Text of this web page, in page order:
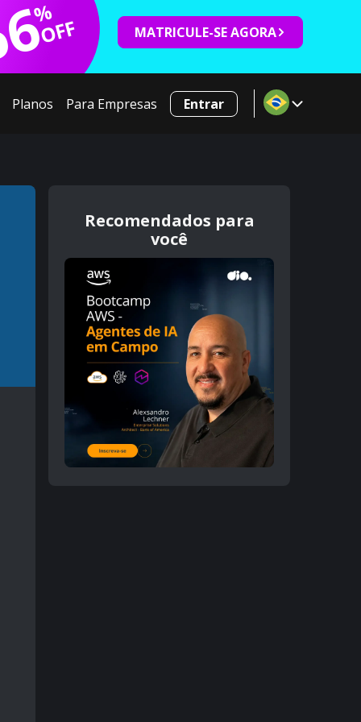
%
OFF MATRICULE-SE AGORA
Planos Para Empresas Entrar
Recomendados para
você